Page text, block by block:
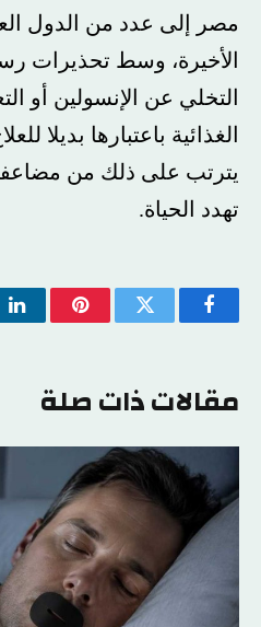
مصر إلى عدد من الدول
الأخيرة، وسط تحذيرات
التخلي عن الإنسولين أو
الغذائية باعتبارها بديلا
يترتب على ذلك من
تهدد الحياة.
فيسبوكتويتر بينتيريست
مقالات ذات صلة